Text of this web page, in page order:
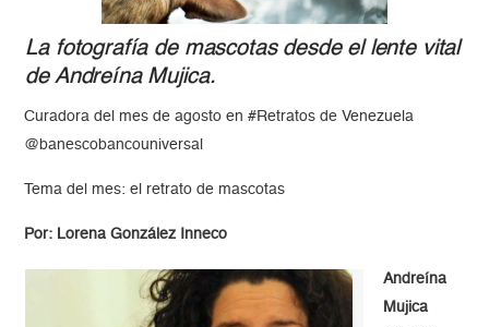
La fotografía de mascotas desde el lente vital
de Andreína Mujica.
Curadora del mes de agosto en #Retratos de Venezuela
@banescobancouniversal
Tema del mes: el retrato de mascotas
Por: Lorena González Inneco
Andreína
Mujica